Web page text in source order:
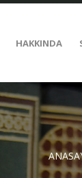
HAKKINDA